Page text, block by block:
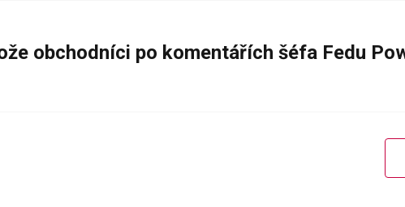
obchodníci po komentářích šéfa Fedu